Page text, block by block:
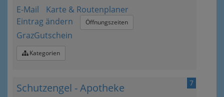
E-Mail
Karte & Routenplaner
Eintrag ändern
Öffnungszeiten
GrazGutschein
Kategorien
7
Schutzengel - Apotheke